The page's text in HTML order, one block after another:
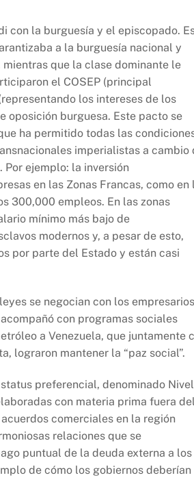
con la burguesía y el episcopado.
a la burguesía nacional y
que la clase dominante le
el COSEP (principal
los intereses de los
oposición burguesa. Este pacto se
ha permitido todas las
imperialistas a cambio
ejemplo: la inversión
en las Zonas Francas, como en
300,000 empleos. En las zonas
mínimo más bajo de
modernos y, a pesar de esto,
por parte del Estado y están casi
se negocian con los
con programas sociales
a Venezuela, que juntamente
lograron mantener la “paz social”.
preferencial, denominado Nivel
con materia prima fuera del
comerciales en la región
relaciones que se
puntual de la deuda externa a los
de cómo los gobiernos deberían